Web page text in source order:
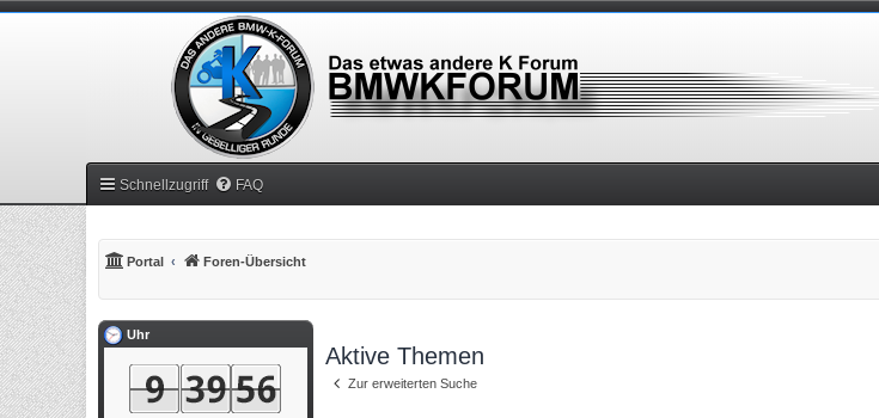
Schnellzugriff FAQ
Portal Foren-Übersicht
Aktive Themen
Zur erweiterten Suche
Uhr